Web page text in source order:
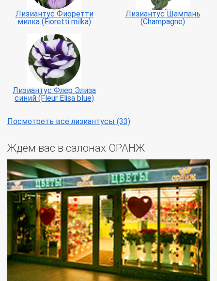
Лизиантуc Фиоретти
милка (Fioretti milka)
Лизиантус Шампань
(Champagne)
Лизиантус Флер Элиза
синий (Fleur Elisa blue)
Посмотреть все лизиантусы (33)
Ждем вас в салонах ОРАНЖ